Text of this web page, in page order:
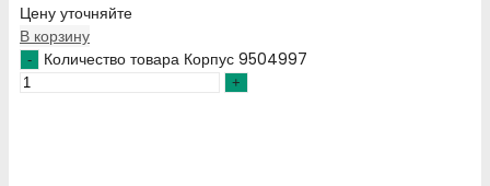
Цену уточняйте
В корзину
Количество товара Корпус 9504997